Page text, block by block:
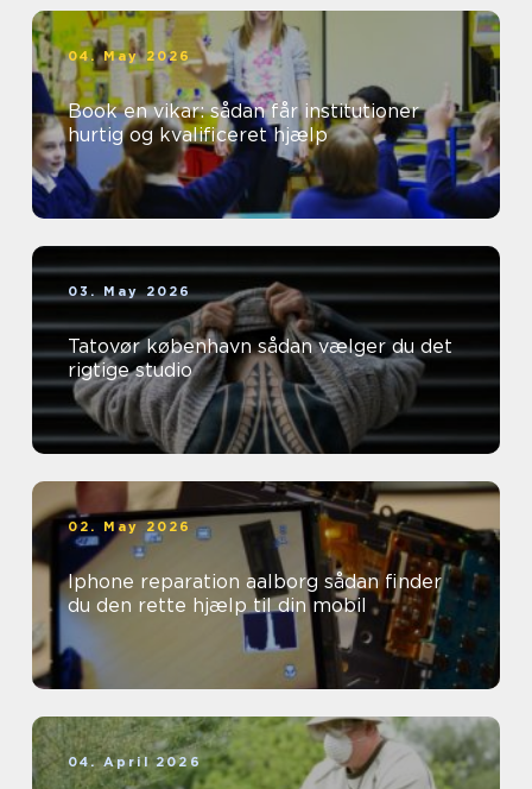
04. May 2026
Book en vikar: sådan får institutioner
hurtig og kvalificeret hjælp
03. May 2026
Tatovør københavn sådan vælger du det
rigtige studio
02. May 2026
Iphone reparation aalborg sådan finder
du den rette hjælp til din mobil
04. April 2026